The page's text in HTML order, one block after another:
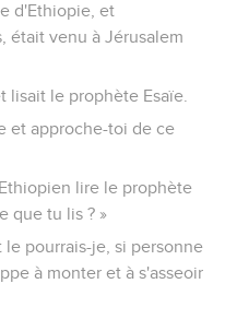
d'Ethiopie, et
était venu à Jérusalem
lisait le prophète Esaïe.
et approche-toi de ce
lire le prophète
que tu lis ? »
le pourrais-je, si personne
à monter et à s'asseoir